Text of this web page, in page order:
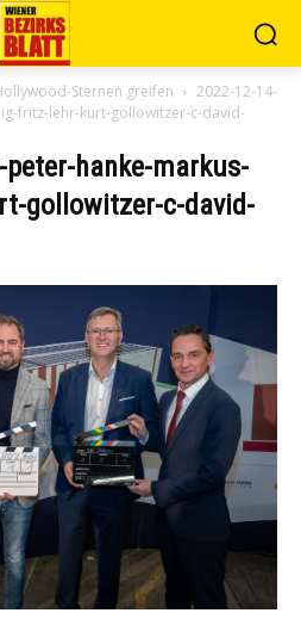
Sternen greifen
2022-12-14-
fritz-lehr-kurt-gollowitzer-c-david-
hanke-markus-
gollowitzer-c-david-